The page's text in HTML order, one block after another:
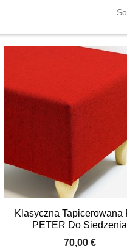
Klasyczna Tapicerowana
PETER Do Siedzenia
70,00 €
Quick view